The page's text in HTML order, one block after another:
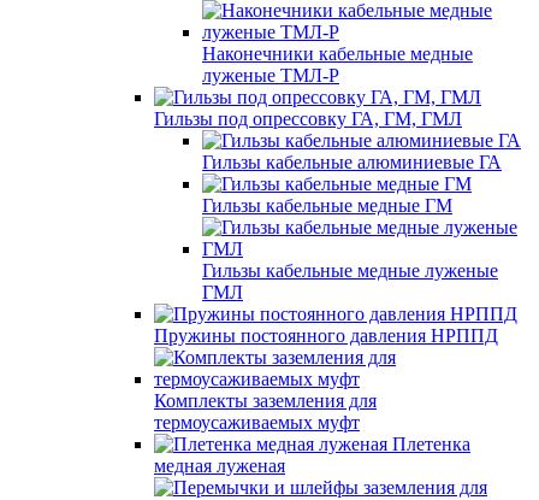
Наконечники кабельные медные
луженые ТМЛ-Р
Гильзы под опрессовку ГА, ГМ, ГМЛ
Гильзы кабельные алюминиевые ГА
Гильзы кабельные медные ГМ
Гильзы кабельные медные луженые
ГМЛ
Пружины постоянного давления НРППД
Комплекты заземления для
термоусаживаемых муфт
Плетенка
медная луженая